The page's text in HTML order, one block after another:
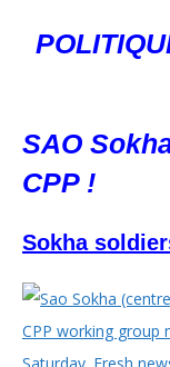
SAO
CPP !
Sokha